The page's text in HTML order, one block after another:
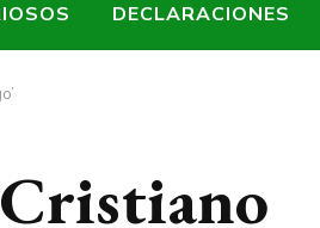
DECLARACIONES